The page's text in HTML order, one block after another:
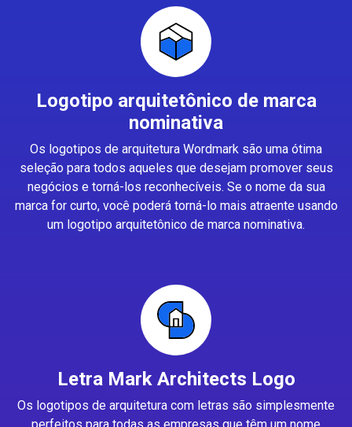
Logotipo arquitetônico de marca
nominativa
Os logotipos de arquitetura Wordmark são uma ótima
seleção para todos aqueles que desejam promover seus
negócios e torná-los reconhecíveis. Se o nome da sua
marca for curto, você poderá torná-lo mais atraente usando
um logotipo arquitetônico de marca nominativa.
Letra Mark Architects Logo
Os logotipos de arquitetura com letras são simplesmente